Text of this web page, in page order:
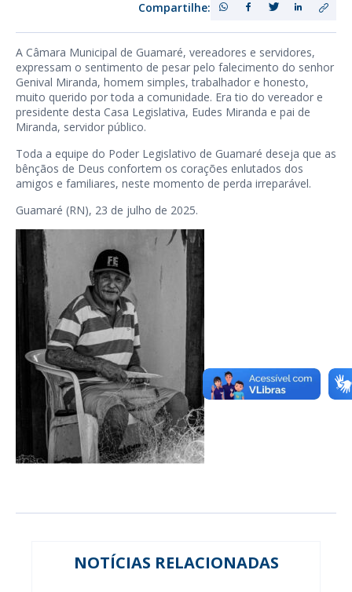
Compartilhe:
A Câmara Municipal de Guamaré, vereadores e servidores,
expressam o sentimento de pesar pelo falecimento do senhor
Genival Miranda, homem simples, trabalhador e honesto,
muito querido por toda a comunidade. Era tio do vereador e
presidente desta Casa Legislativa, Eudes Miranda e pai de
Miranda, servidor público.
Toda a equipe do Poder Legislativo de Guamaré deseja que as
bênçãos de Deus confortem os corações enlutados dos
amigos e familiares, neste momento de perda irreparável.
Guamaré (RN), 23 de julho de 2025.
NOTÍCIAS RELACIONADAS